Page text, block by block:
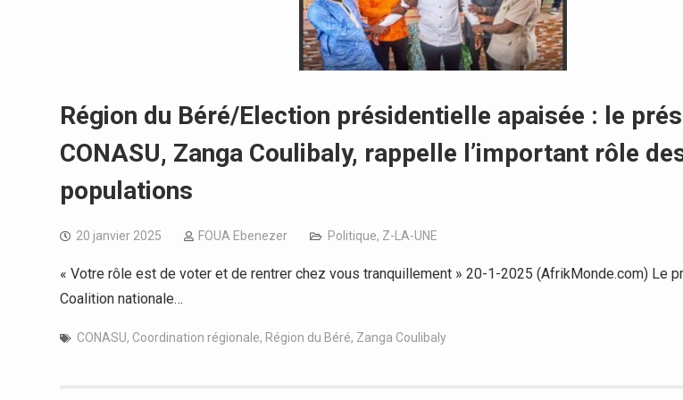
Région du Béré/Election présidentielle apaisée : le
CONASU, Zanga Coulibaly, rappelle l’important rôle
populations
20 janvier 2025 FOUA Ebenezer Politique, Z-LA-UNE
« Votre rôle est de voter et de rentrer chez vous tranquillement » 20-1-2025 (AfrikMonde.com) Le
Coalition nationale…
CONASU, Coordination régionale, Région du Béré, Zanga Coulibaly